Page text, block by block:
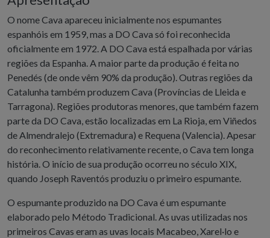
O nome Cava apareceu inicialmente nos espumantes
espanhóis em 1959, mas a DO Cava só foi reconhecida
oficialmente em 1972. A DO Cava está espalhada por várias
regiões da Espanha. A maior parte da produção é feita no
Penedés (de onde vêm 90% da produção). Outras regiões da
Catalunha também produzem Cava (Províncias de Lleida e
Tarragona). Regiões produtoras menores, que também fazem
parte da DO Cava, estão localizadas em La Rioja, em Viñedos
de Almendralejo (Extremadura) e Requena (Valencia). Apesar
do reconhecimento relativamente recente, o Cava tem longa
história. O início de sua produção ocorreu no século XIX,
quando Joseph Raventós produziu o primeiro espumante.
O espumante produzido na DO Cava é um espumante
elaborado pelo Método Tradicional. As uvas utilizadas nos
primeiros Cavas eram as uvas locais Macabeo, Xarel·lo e